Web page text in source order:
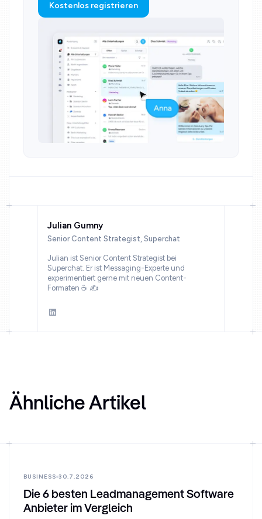
Kostenlos registrieren
Julian Gumny
Senior Content Strategist, Superchat
Julian ist Senior Content Strategist bei
Superchat. Er ist Messaging-Experte und
experimentiert gerne mit neuen Content-
Formaten ☕ ✍️
Ähnliche Artikel
BUSINESS 30.7.2026
Die 6 besten Leadmanagement Software
Anbieter im Vergleich